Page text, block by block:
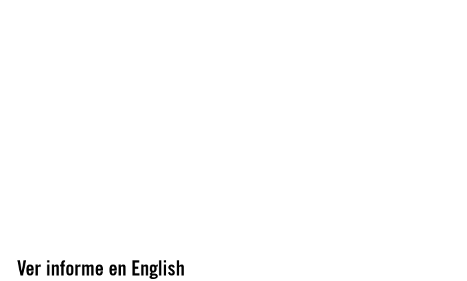
Ver informe en English